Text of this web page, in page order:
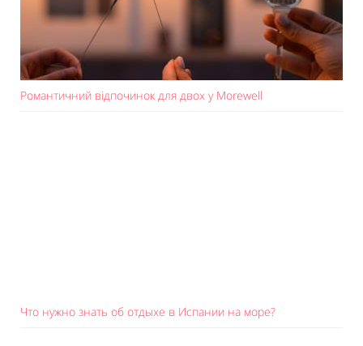
Романтичний відпочинок для двох у Morewell
Что нужно знать об отдыхе в Испании на море?